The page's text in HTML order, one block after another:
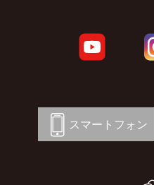
スマートフォン